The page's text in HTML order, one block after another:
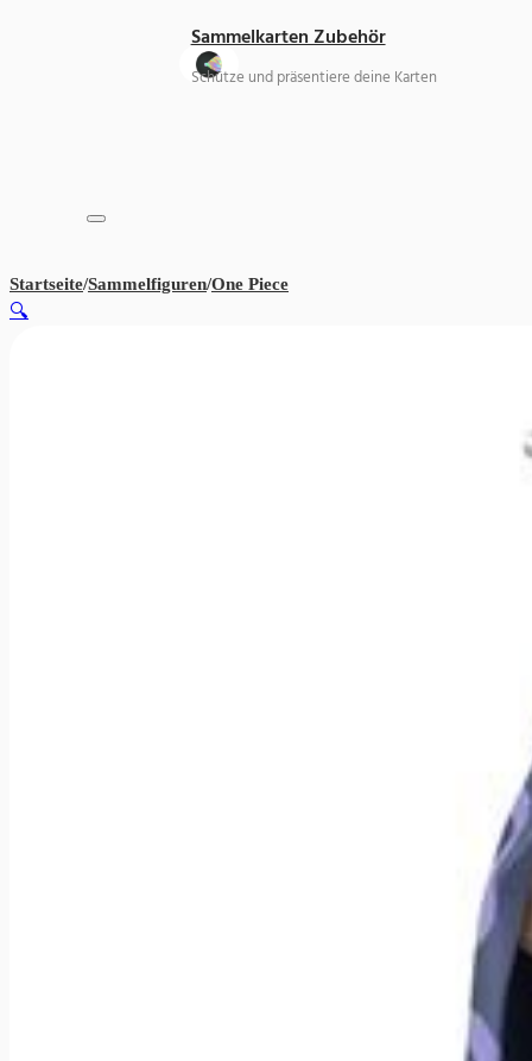
Sammelkarten Zubehör
Schütze und präsentiere deine Karten
Startseite/Sammelfiguren/One Piece
🔍